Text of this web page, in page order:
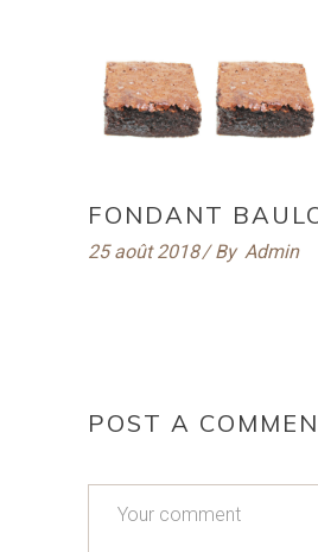
FONDANT
25 août 2018 By Admin
POST A